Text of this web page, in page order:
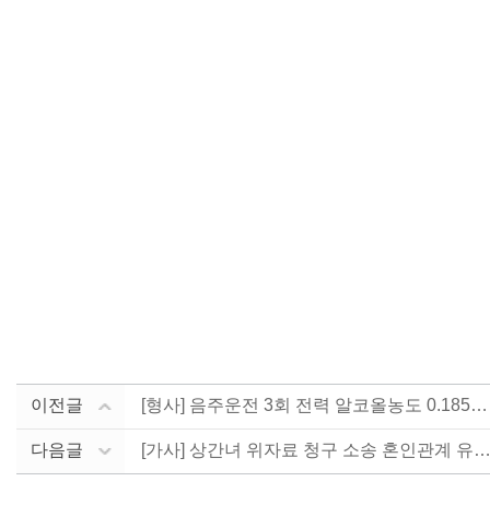
이전글 [형사] 음주운전 3회 전력 알코올농도 0.185% -....
다음글 [가사] 상간녀 위자료 청구 소송 혼인관계 유지하며 2....